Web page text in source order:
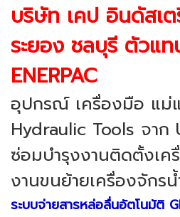
บริษัท เคป อินดัสเ
ระยอง ชลบุรี ตัวแท
ENERPAC
อุปกรณ์ เครื่องมือ แม่
Hydraulic Tools จาก
ซ่อมบำรุงงานติดตั้งเ
งานขนย้ายเครื่องจักร
ระบบจ่ายสารหล่อลื่นอัตโนมัติ